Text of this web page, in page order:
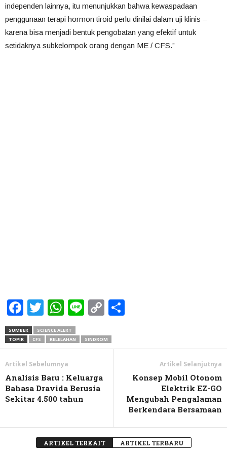
independen lainnya, itu menunjukkan bahwa kewaspadaan
penggunaan terapi hormon tiroid perlu dinilai dalam uji klinis –
karena bisa menjadi bentuk pengobatan yang efektif untuk
setidaknya subkelompok orang dengan ME / CFS.”
Facebook
Twitter
WhatsApp
LineCopy
SUMBER
SCIENCE ALERT
TOPIK
CFS KELELAHAN SINDROM
Artikel Sebelumnya
Analisis Baru : Keluarga
Bahasa Dravida Berusia
Sekitar 4.500 tahun
Artikel Selanjutnya
Konsep Mobil Otonom
Elektrik EZ-GO
Mengubah Pengalaman
Berkendara Bersamaan
ARTIKEL TERKAIT ARTIKEL TERBARU